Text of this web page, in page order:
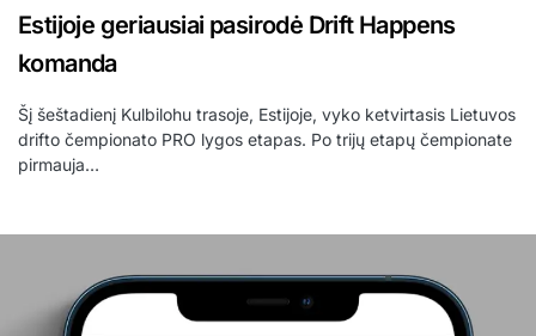
Estijoje geriausiai pasirodė Drift Happens
komanda
Šį šeštadienį Kulbilohu trasoje, Estijoje, vyko ketvirtasis Lietuvos
drifto čempionato PRO lygos etapas. Po trijų etapų čempionate
pirmauja…